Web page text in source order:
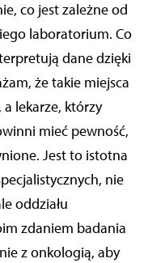
co jest zależne od
laboratorium. Co
dane dzięki
że takie miejsca
lekarze, którzy
mieć pewność,
Jest to istotna
nie
oddziału
zdaniem badania
z onkologią, aby